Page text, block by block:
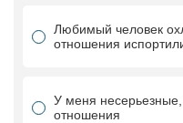
Любимый человек
отношения
У меня
отношения